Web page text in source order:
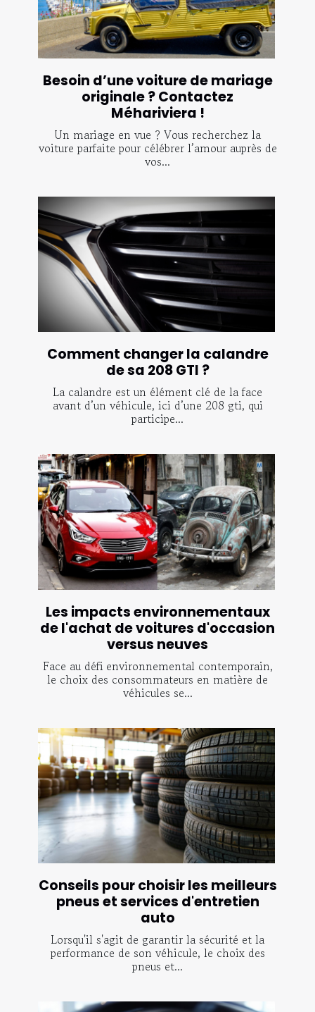
Besoin d’une voiture de mariage
originale ? Contactez
Méhariviera !
Un mariage en vue ? Vous recherchez la
voiture parfaite pour célébrer l’amour auprès de
vos...
Comment changer la calandre
de sa 208 GTI ?
La calandre est un élément clé de la face
avant d’un véhicule, ici d’une 208 gti, qui
participe...
Les impacts environnementaux
de l'achat de voitures d'occasion
versus neuves
Face au défi environnemental contemporain,
le choix des consommateurs en matière de
véhicules se...
Conseils pour choisir les meilleurs
pneus et services d'entretien
auto
Lorsqu'il s'agit de garantir la sécurité et la
performance de son véhicule, le choix des
pneus et...